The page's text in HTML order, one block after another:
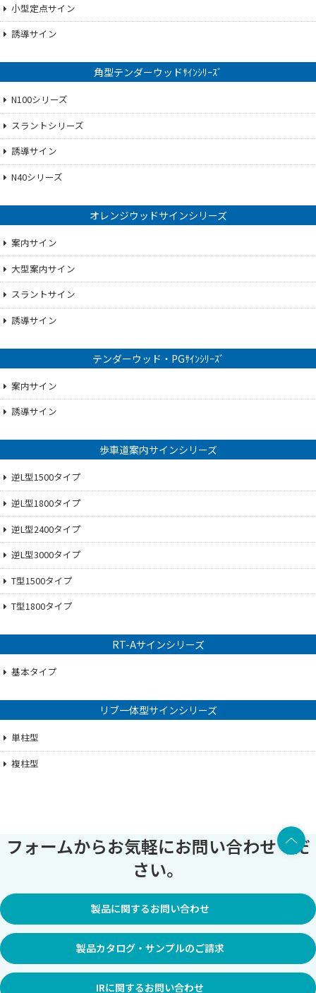
小型定点サイン
誘導サイン
角型テンダーウッドｻｲﾝｼﾘｰｽﾞ
N100シリーズ
スラントシリーズ
誘導サイン
N40シリーズ
オレンジウッドサインシリーズ
案内サイン
大型案内サイン
スラントサイン
誘導サイン
テンダーウッド・PGｻｲﾝｼﾘｰｽﾞ
案内サイン
誘導サイン
歩車道案内サインシリーズ
逆L型1500タイプ
逆L型1800タイプ
逆L型2400タイプ
逆L型3000タイプ
T型1500タイプ
T型1800タイプ
RT-Aサインシリーズ
基本タイプ
リブ一体型サインシリーズ
単柱型
複柱型
フォームからお気軽にお問い合わせくだ
さい。
製品に関するお問い合わせ
製品カタログ・サンプルのご請求
IRに関するお問い合わせ